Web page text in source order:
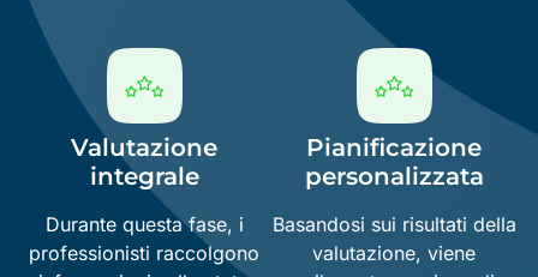
Valutazione
integrale
Durante questa fase, i
professionisti raccolgono
Pianificazione
personalizzata
Basandosi sui risultati della
valutazione, viene